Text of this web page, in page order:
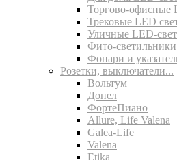
Торгово-офисные
Трековые LED
Уличные LED-
Фито-
Фонари и
Розетки, выключатели...
Вольтум
Донел
ФортеПиано
Allure, Life Valena
Galea-Life
Valena
Etika